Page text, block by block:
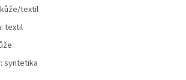
textil
textil
syntetika